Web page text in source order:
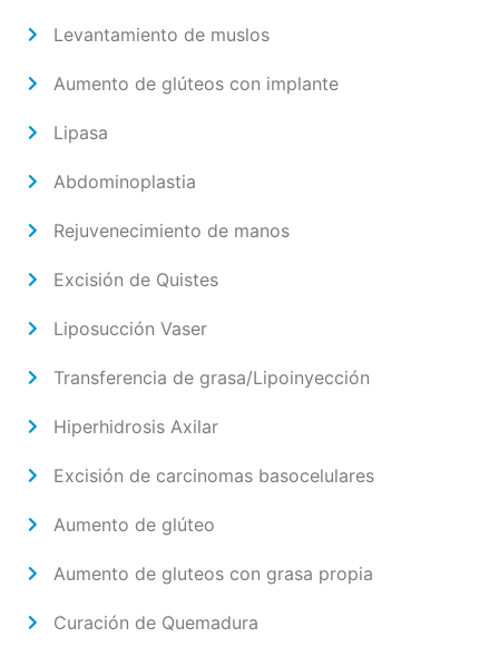
Levantamiento de muslos
Aumento de glúteos con implante
Lipasa
Abdominoplastia
Rejuvenecimiento de manos
Excisión de Quistes
Liposucción Vaser
Transferencia de grasa/Lipoinyección
Hiperhidrosis Axilar
Excisión de carcinomas basocelulares
Aumento de glúteo
Aumento de gluteos con grasa propia
Curación de Quemadura